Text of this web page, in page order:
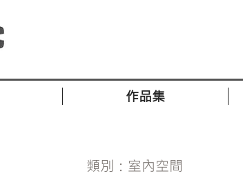
作品集
類別：室內空間